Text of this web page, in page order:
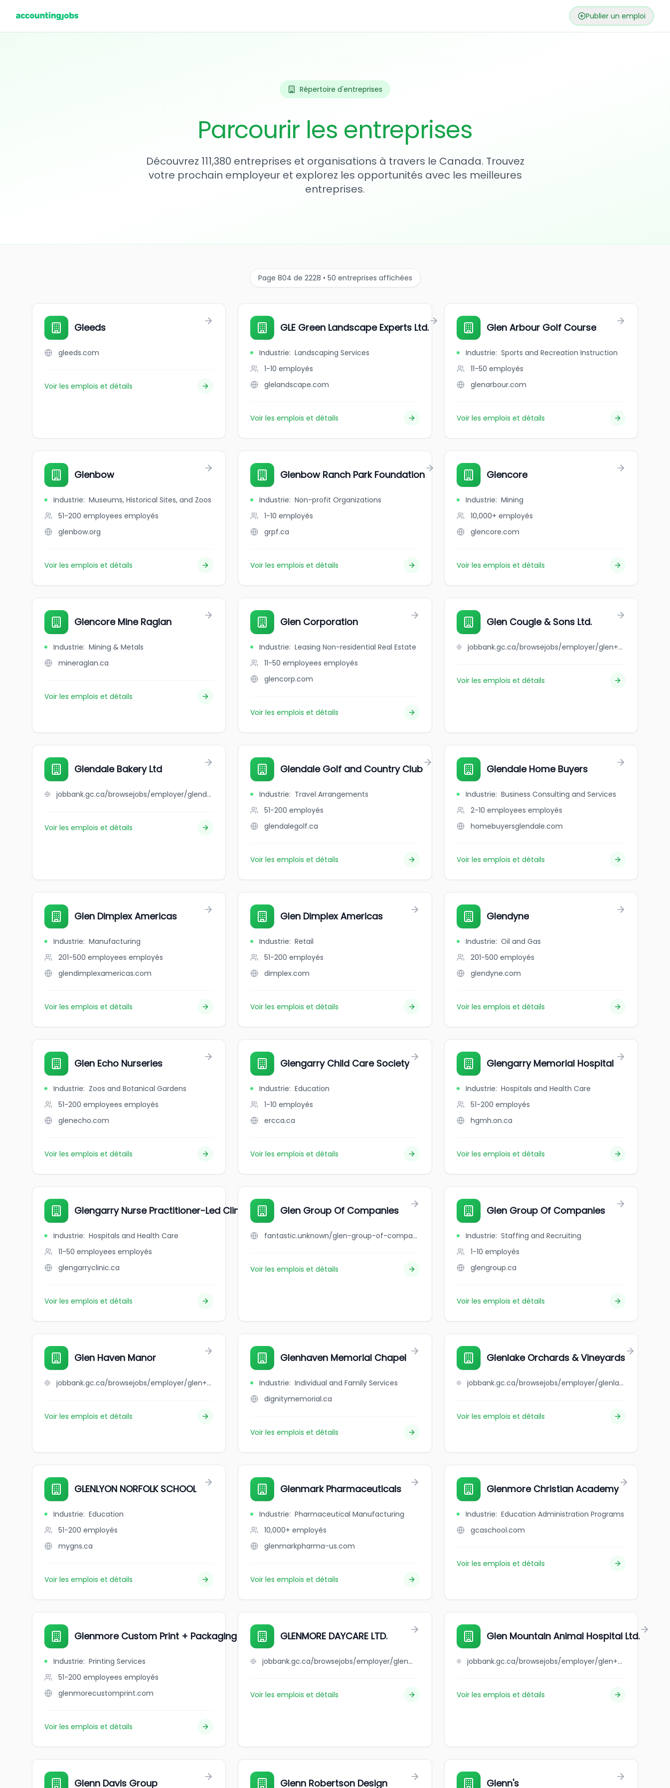
Publier un emploi
Répertoire d'entreprises
Parcourir les entreprises
Découvrez 111,380 entreprises et organisations à travers le Canada. Trouvez
votre prochain employeur et explorez les opportunités avec les meilleures
entreprises.
Page 804 de 2228 • 50 entreprises affichées
Gleeds
gleeds.com
Voir les emplois et détails
GLE Green Landscape Experts Ltd.
Industrie: Landscaping Services
1-10 employés
glelandscape.com
Voir les emplois et détails
Glen Arbour Golf Course
Industrie: Sports and Recreation Instruction
11-50 employés
glenarbour.com
Voir les emplois et détails
Glenbow
Industrie: Museums, Historical Sites, and Zoos
51-200 employees employés
glenbow.org
Voir les emplois et détails
Glenbow Ranch Park Foundation
Industrie: Non-profit Organizations
1-10 employés
grpf.ca
Voir les emplois et détails
Glencore
Industrie: Mining
10,000+ employés
glencore.com
Voir les emplois et détails
Glencore Mine Raglan
Industrie: Mining & Metals
mineraglan.ca
Voir les emplois et détails
Glen Corporation
Industrie: Leasing Non-residential Real Estate
11-50 employees employés
glencorp.com
Voir les emplois et détails
Glen Cougle & Sons Ltd.
jobbank.gc.ca/browsejobs/employer/glen+cougle+%26+sons+ltd./ca
Voir les emplois et détails
Glendale Bakery Ltd
jobbank.gc.ca/browsejobs/employer/glendale+bakery+ltd/ca
Voir les emplois et détails
Glendale Golf and Country Club
Industrie: Travel Arrangements
51-200 employés
glendalegolf.ca
Voir les emplois et détails
Glendale Home Buyers
Industrie: Business Consulting and Services
2-10 employees employés
homebuyersglendale.com
Voir les emplois et détails
Glen Dimplex Americas
Industrie: Manufacturing
201-500 employees employés
glendimplexamericas.com
Voir les emplois et détails
Glen Dimplex Americas
Industrie: Retail
51-200 employés
dimplex.com
Voir les emplois et détails
Glendyne
Industrie: Oil and Gas
201-500 employés
glendyne.com
Voir les emplois et détails
Glen Echo Nurseries
Industrie: Zoos and Botanical Gardens
51-200 employees employés
glenecho.com
Voir les emplois et détails
Glengarry Child Care Society
Industrie: Education
1-10 employés
ercca.ca
Voir les emplois et détails
Glengarry Memorial Hospital
Industrie: Hospitals and Health Care
51-200 employés
hgmh.on.ca
Voir les emplois et détails
Glengarry Nurse Practitioner-Led Clinic
Industrie: Hospitals and Health Care
11-50 employees employés
glengarryclinic.ca
Voir les emplois et détails
Glen Group Of Companies
fantastic.unknown/glen-group-of-companies
Voir les emplois et détails
Glen Group Of Companies
Industrie: Staffing and Recruiting
1-10 employés
glengroup.ca
Voir les emplois et détails
Glen Haven Manor
jobbank.gc.ca/browsejobs/employer/glen+haven+manor/ca
Voir les emplois et détails
Glenhaven Memorial Chapel
Industrie: Individual and Family Services
dignitymemorial.ca
Voir les emplois et détails
Glenlake Orchards & Vineyards
jobbank.gc.ca/browsejobs/employer/glenlake+orchards+%26+vineyards/ca
Voir les emplois et détails
GLENLYON NORFOLK SCHOOL
Industrie: Education
51-200 employés
mygns.ca
Voir les emplois et détails
Glenmark Pharmaceuticals
Industrie: Pharmaceutical Manufacturing
10,000+ employés
glenmarkpharma-us.com
Voir les emplois et détails
Glenmore Christian Academy
Industrie: Education Administration Programs
gcaschool.com
Voir les emplois et détails
Glenmore Custom Print + Packaging
Industrie: Printing Services
51-200 employees employés
glenmorecustomprint.com
Voir les emplois et détails
GLENMORE DAYCARE LTD.
jobbank.gc.ca/browsejobs/employer/glenmore+daycare+ltd./ca
Voir les emplois et détails
Glen Mountain Animal Hospital Ltd.
jobbank.gc.ca/browsejobs/employer/glen+mountain+animal+hospital+ltd./ca
Voir les emplois et détails
Glenn Davis Group Glenn Robertson Design Glenn's